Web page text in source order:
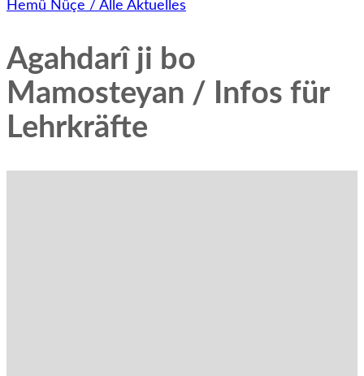
Hemû Nûçe / Alle Aktuelles
Agahdarî ji bo
Mamosteyan / Infos für
Lehrkräfte